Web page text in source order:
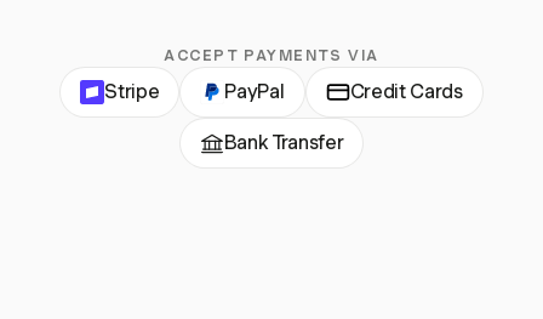
ACCEPT PAYMENTS VIA
Stripe PayPal Credit Cards
Bank Transfer